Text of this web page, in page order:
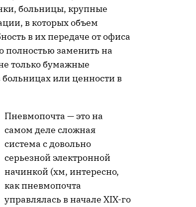
больницы, крупные
в которых объем
в их передаче от офиса
полностью заменить на
только бумажные
или ценности в
Пневмопочта — это на
самом деле сложная
система с довольно
серьезной электронной
начинкой (хм, интересно,
как пневмопочта
управлялась в начале XIX-го